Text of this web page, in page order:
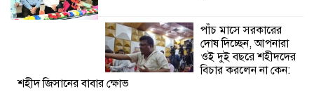
অনুষ্ঠিত
শ্যামনগরে জলবায়ু সহনশীল জনগোষ্ঠী গঠনে
প্রকল্পের অংশগ্রহণমূলক শিখন ও অভিজ্ঞতা
পাঁচ মাসে সরকারের
দোষ দিচ্ছেন, আপনারা
ওই দুই বছরে শহীদদের
বিচার করলেন না কেন:
শহীদ জিসানের বাবার ক্ষোভ